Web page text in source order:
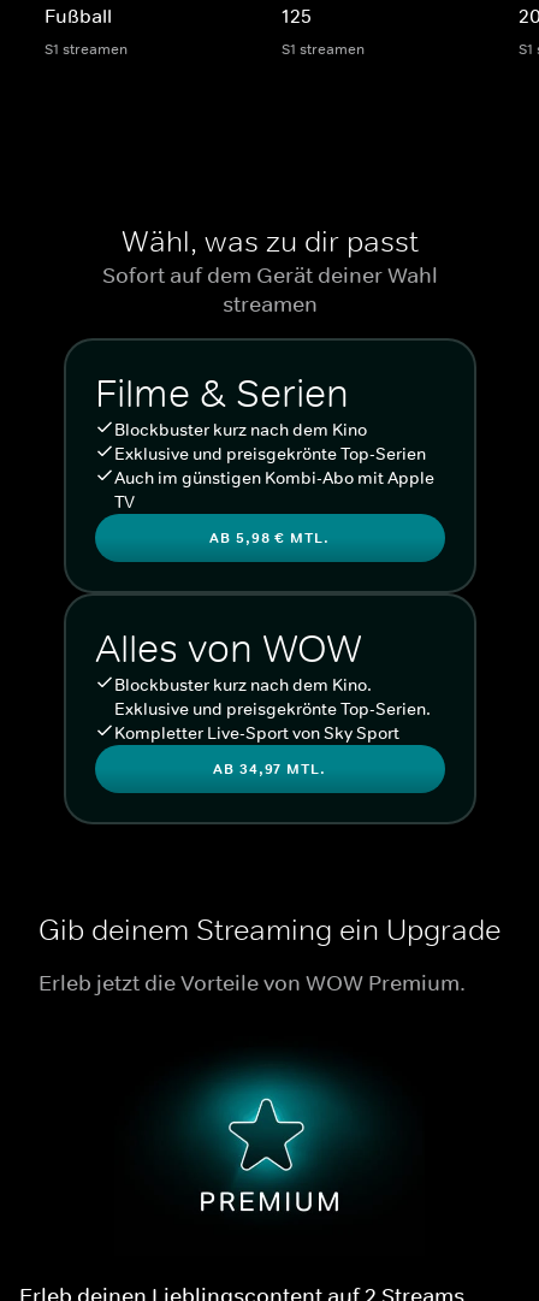
Fußball
S1 streamen
125
S1 streamen
Wähl, was zu dir passt
Sofort auf dem Gerät deiner Wahl
streamen
Filme & Serien
Blockbuster kurz nach dem Kino
Exklusive und preisgekrönte Top-Serien
Auch im günstigen Kombi-Abo mit Apple
TV
AB 5,98 € MTL.
Alles von WOW
Blockbuster kurz nach dem Kino.
Exklusive und preisgekrönte Top-Serien.
Kompletter Live-Sport von Sky Sport
AB 34,97 MTL.
Gib deinem Streaming ein Upgrade
Erleb jetzt die Vorteile von WOW Premium.